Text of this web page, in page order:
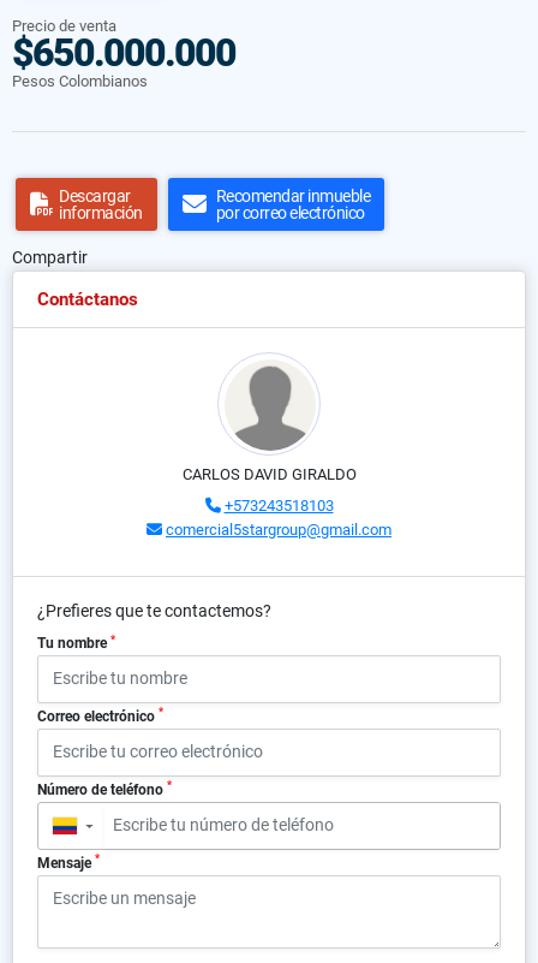
Precio de venta
$650.000.000
Pesos Colombianos
Descargar
información
Recomendar inmueble
por correo electrónico
Compartir
Contáctanos
CARLOS DAVID GIRALDO
+573243518103
comercial5stargroup@gmail.com
¿Prefieres que te contactemos?
Tu nombre *
Correo electrónico *
Número de teléfono *
▼
Mensaje *